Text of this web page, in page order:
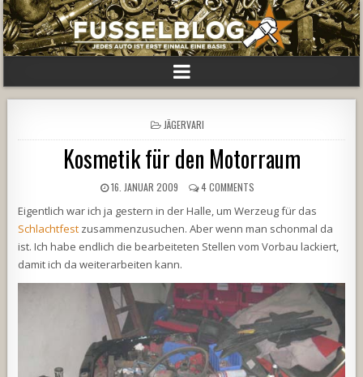
POSTED
IN
JÄGERVARI
Kosmetik für den Motorraum
16. JANUAR 2009 4 COMMENTS
Eigentlich war ich ja gestern in der Halle, um Werzeug für das
Schlachtfest zusammenzusuchen. Aber wenn man schonmal da
ist. Ich habe endlich die bearbeiteten Stellen vom Vorbau lackiert,
damit ich da weiterarbeiten kann.